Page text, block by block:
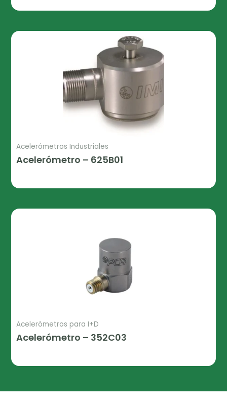
Acelerómetros Industriales
Acelerómetro – 625B01
Acelerómetros para I+D
Acelerómetro – 352C03